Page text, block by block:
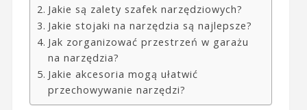
Jakie są zalety szafek narzędziowych?
Jakie stojaki na narzędzia są najlepsze?
Jak zorganizować przestrzeń w garażu
na narzędzia?
Jakie akcesoria mogą ułatwić
przechowywanie narzędzi?